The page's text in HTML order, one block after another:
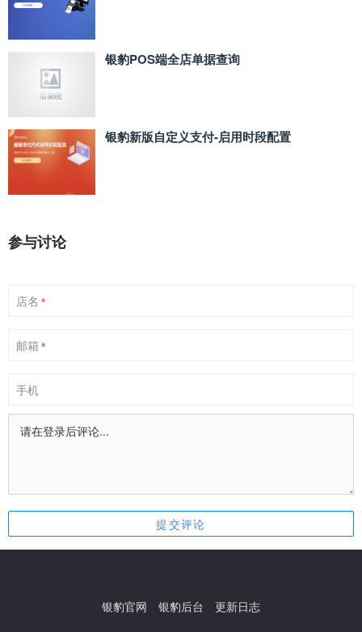
银豹POS端全店单据查询
银豹新版自定义支付‑启用时段配置
参与讨论
店名 *
邮箱 *
手机
银豹官网 银豹后台 更新日志